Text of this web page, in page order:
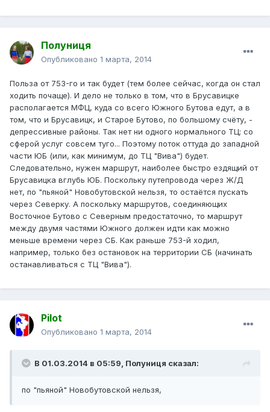
Полуниця
Опубликовано 1 марта, 2014
Польза от 753-го и так будет (тем более сейчас, когда он стал
ходить почаще). И дело не только в том, что в Брусавицке
располагается МФЦ, куда со всего Южного Бутова едут, а в
том, что и Брусавицк, и Старое Бутово, по большому счёту, -
депрессивные районы. Так нет ни одного нормального ТЦ; со
сферой услуг совсем туго... Поэтому поток оттуда до западной
части ЮБ (или, как минимум, до ТЦ "Вива") будет.
Следовательно, нужен маршрут, наиболее быстро ездящий от
Брусавицка вглубь ЮБ. Поскольку путепровода через Ж/Д
нет, по "пьяной" Новобутовской нельзя, то остаётся пускать
через Северку. А поскольку маршрутов, соединяющих
Восточное Бутово с Северным предостаточно, то маршрут
между двумя частями Южного должен идти как можно
меньше времени через СБ. Как раньше 753-й ходил,
например, только без остановок на территории СБ (начинать
останавливаться с ТЦ "Вива").
Pilot
Опубликовано 1 марта, 2014
В 01.03.2014 в 05:59, Полуниця сказал:
по "пьяной" Новобутовской нельзя,